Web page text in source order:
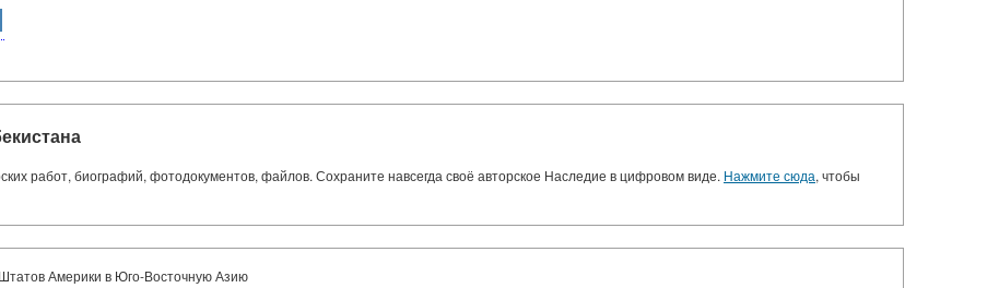
работ, биографий, фотодокументов, файлов. Сохраните навсегда своё авторское Наследие в цифровом виде. Нажмите сюда, чтобы
Америки в Юго-Восточную Азию